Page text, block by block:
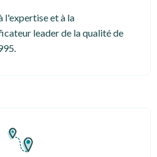
l'expertise et à la
leader de la qualité de